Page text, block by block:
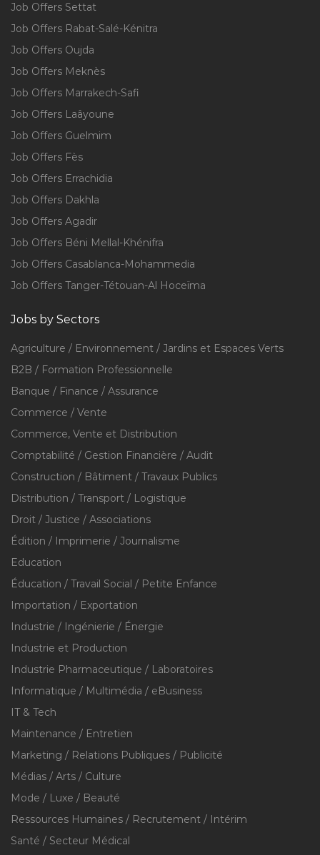
Job Offers Settat
Job Offers Rabat-Salé-Kénitra
Job Offers Oujda
Job Offers Meknès
Job Offers Marrakech-Safi
Job Offers Laâyoune
Job Offers Guelmim
Job Offers Fès
Job Offers Errachidia
Job Offers Dakhla
Job Offers Agadir
Job Offers Béni Mellal-Khénifra
Job Offers Casablanca-Mohammedia
Job Offers Tanger-Tétouan-Al Hoceïma
Jobs by Sectors
Agriculture / Environnement / Jardins et Espaces Verts
B2B / Formation Professionnelle
Banque / Finance / Assurance
Commerce / Vente
Commerce, Vente et Distribution
Comptabilité / Gestion Financière / Audit
Construction / Bâtiment / Travaux Publics
Distribution / Transport / Logistique
Droit / Justice / Associations
Édition / Imprimerie / Journalisme
Education
Éducation / Travail Social / Petite Enfance
Importation / Exportation
Industrie / Ingénierie / Énergie
Industrie et Production
Industrie Pharmaceutique / Laboratoires
Informatique / Multimédia / eBusiness
IT & Tech
Maintenance / Entretien
Marketing / Relations Publiques / Publicité
Médias / Arts / Culture
Mode / Luxe / Beauté
Ressources Humaines / Recrutement / Intérim
Santé / Secteur Médical